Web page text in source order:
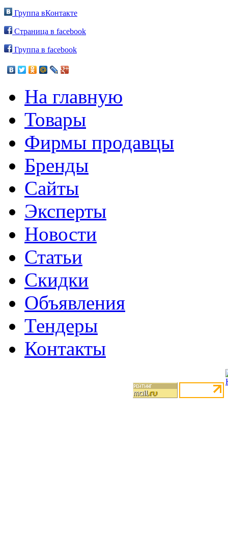
Группа вКонтакте
Страница в facebook
Группа в facebook
На главную
Товары
Фирмы продавцы
Бренды
Сайты
Эксперты
Новости
Статьи
Скидки
Объявления
Тендеры
Контакты